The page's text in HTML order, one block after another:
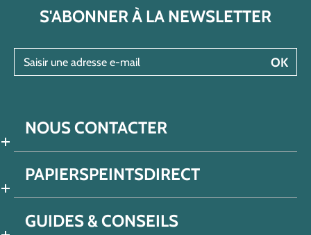
S'ABONNER À LA NEWSLETTER
OK
NOUS CONTACTER
PAPIERSPEINTSDIRECT
GUIDES & CONSEILS